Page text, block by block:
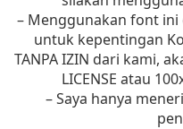
– Menggunakan font ini
untuk kepentingan
TANPA IZIN dari kami,
LICENSE atau
– Saya hanya